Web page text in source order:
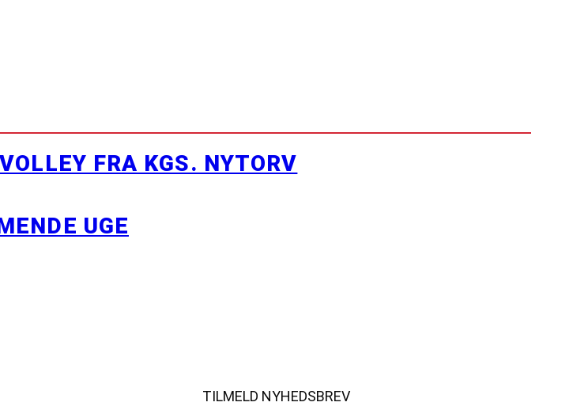
FRA KGS. NYTORV
UGE
TILMELD NYHEDSBREV